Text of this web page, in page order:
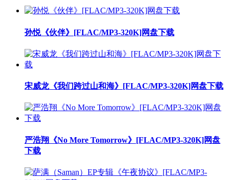
孙悦《伙伴》[FLAC/MP3-320K]网盘下载
宋威龙《我们跨过山和海》[FLAC/MP3-320K]网盘下载
严浩翔《No More Tomorrow》[FLAC/MP3-320K]网盘
下载